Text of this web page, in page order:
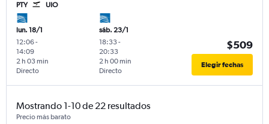
PTY UIO
lun. 18/1
12:06-
14:09
Directo
2 h 03 min
sáb. 23/1
18:33-
20:33
Directo
2 h 00 min
$509
Elegir fechas
Mostrando 1-10 de 22 resultados
Precio más barato